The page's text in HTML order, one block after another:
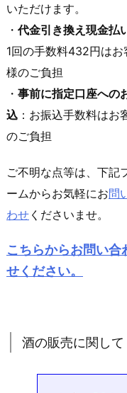
いただけます。
・ 代金引き換え現金払
1回の手数料432円はお
様のご負担
・ 事前に指定口座への
込 ：お振込手数料はお
のご負担
ご不明な点等は、下記
ームからお気軽にお問
わせ くださいませ。
こちらからお問い合
せください。
酒の販売に関して